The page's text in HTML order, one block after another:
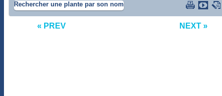
Rechercher une plante par son nom
« PREV NEXT »